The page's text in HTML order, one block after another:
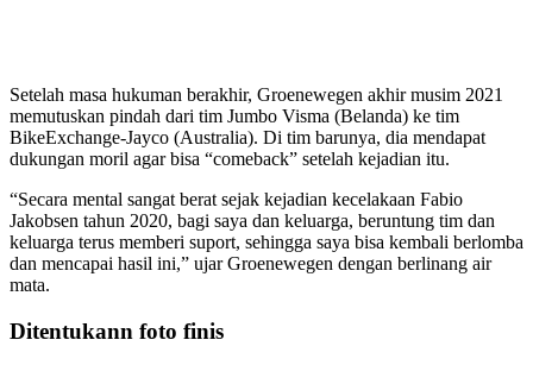
Setelah masa hukuman berakhir, Groenewegen akhir musim 2021
memutuskan pindah dari tim Jumbo Visma (Belanda) ke tim
BikeExchange-Jayco (Australia). Di tim barunya, dia mendapat
dukungan moril agar bisa “comeback” setelah kejadian itu.
“Secara mental sangat berat sejak kejadian kecelakaan Fabio
Jakobsen tahun 2020, bagi saya dan keluarga, beruntung tim dan
keluarga terus memberi suport, sehingga saya bisa kembali berlomba
dan mencapai hasil ini,” ujar Groenewegen dengan berlinang air
mata.
Ditentukann foto finis